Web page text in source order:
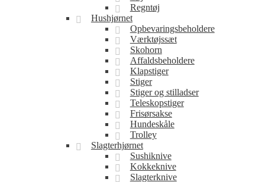
Regntøj
Hushjørnet
Opbevaringsbeholdere
Værktøjssæt
Skohorn
Affaldsbeholdere
Klapstiger
Stiger
Stiger og stilladser
Teleskopstiger
Frisørsakse
Hundeskåle
Trolley
Slagterhjørnet
Sushiknive
Kokkeknive
Slagterknive